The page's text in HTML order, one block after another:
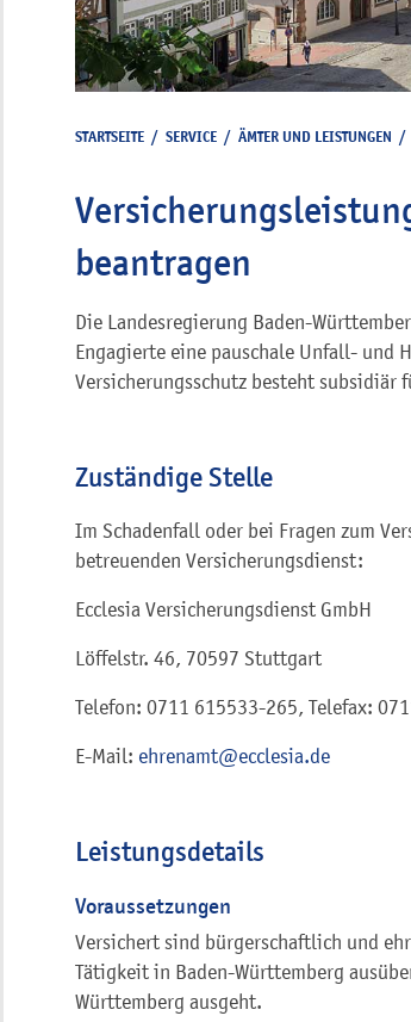
STARTSEITE / SERVICE / ÄMTER UND LEISTUNGEN /
beantragen
Die Landesregierung Baden-
Engagierte eine pauschale Unfall- und
Versicherungsschutz besteht subsidiär
Zuständige Stelle
Im Schadenfall oder bei Fragen zum
betreuenden Versicherungsdienst:
Ecclesia Versicherungsdienst GmbH
Löffelstr. 46, 70597 Stuttgart
Telefon: 0711 615533-265, Telefax:
E-Mail: ehrenamt@ecclesia.de
Leistungsdetails
Voraussetzungen
Versichert sind bürgerschaftlich und
Tätigkeit in Baden-Württemberg
Württemberg ausgeht.